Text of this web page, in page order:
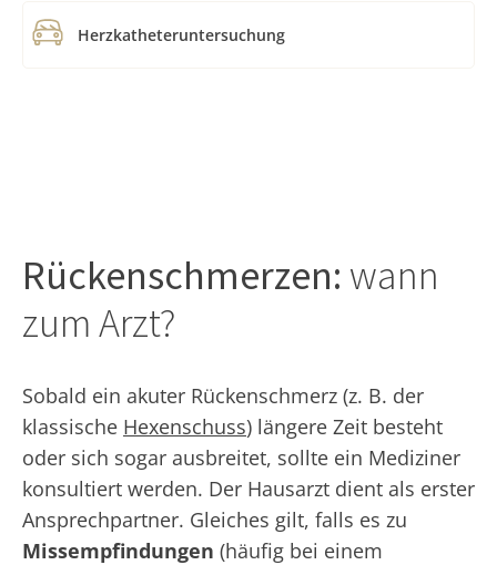
Herzkatheteruntersuchung
Rückenschmerzen: wann
zum Arzt?
Sobald ein akuter Rückenschmerz (z. B. der
klassische Hexenschuss) längere Zeit besteht
oder sich sogar ausbreitet, sollte ein Mediziner
konsultiert werden. Der Hausarzt dient als erster
Ansprechpartner. Gleiches gilt, falls es zu
Missempfindungen (häufig bei einem